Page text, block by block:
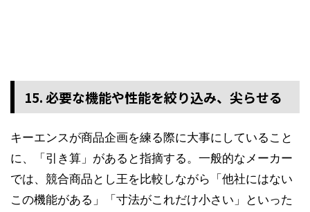
15. 必要な機能や性能を絞り込み、尖らせる
キーエンスが商品企画を練る際に大事にしていること
に、「引き算」があると指摘する。一般的なメーカー
では、競合商品とし王を比較しながら「他社にはない
この機能がある」「寸法がこれだけ小さい」といった